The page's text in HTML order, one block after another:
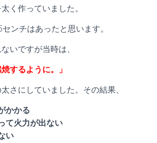
く作っていました。
ンチはあったと思います。
いですが当時は、
するように。」
さにしていました。その結果、
かかる
て火力が出ない
い